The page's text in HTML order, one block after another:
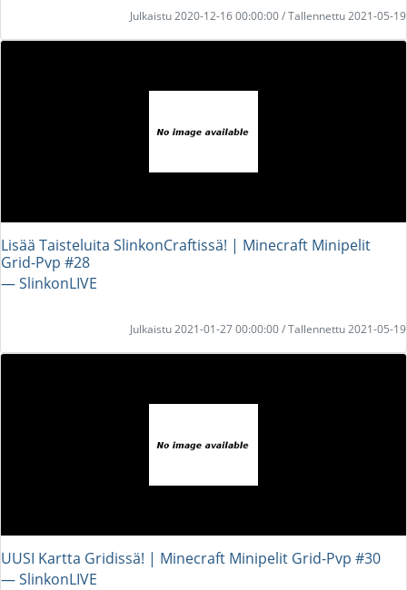
Julkaistu 2020-12-16 00:00:00 / Tallennettu 2021-05-19
Lisää Taisteluita SlinkonCraftissä! | Minecraft Minipelit
Grid-Pvp #28
― SlinkonLIVE
Julkaistu 2021-01-27 00:00:00 / Tallennettu 2021-05-19
UUSI Kartta Gridissä! | Minecraft Minipelit Grid-Pvp #30
― SlinkonLIVE